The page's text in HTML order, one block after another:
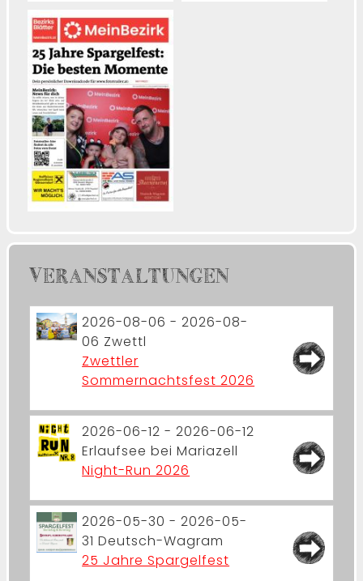
VERANSTALTUNGEN
2026-08-06 - 2026-08-
06 Zwettl
Zwettler
Sommernachtsfest 2026
2026-06-12 - 2026-06-12
Erlaufsee bei Mariazell
Night-Run 2026
2026-05-30 - 2026-05-
31 Deutsch-Wagram
25 Jahre Spargelfest